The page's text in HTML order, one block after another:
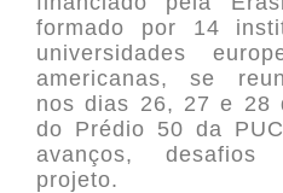
formado por 14
universidades
americanas, se
nos dias 26, 27 e 28
do Prédio 50 da
avanços,
projeto.